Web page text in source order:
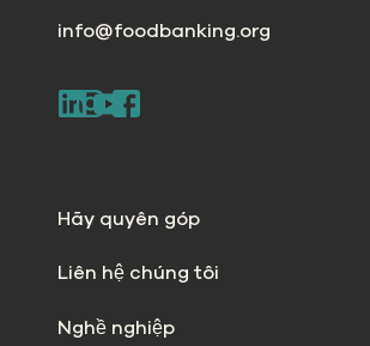
info@foodbanking.org
Hãy quyên góp
Liên hệ chúng tôi
Nghề nghiệp